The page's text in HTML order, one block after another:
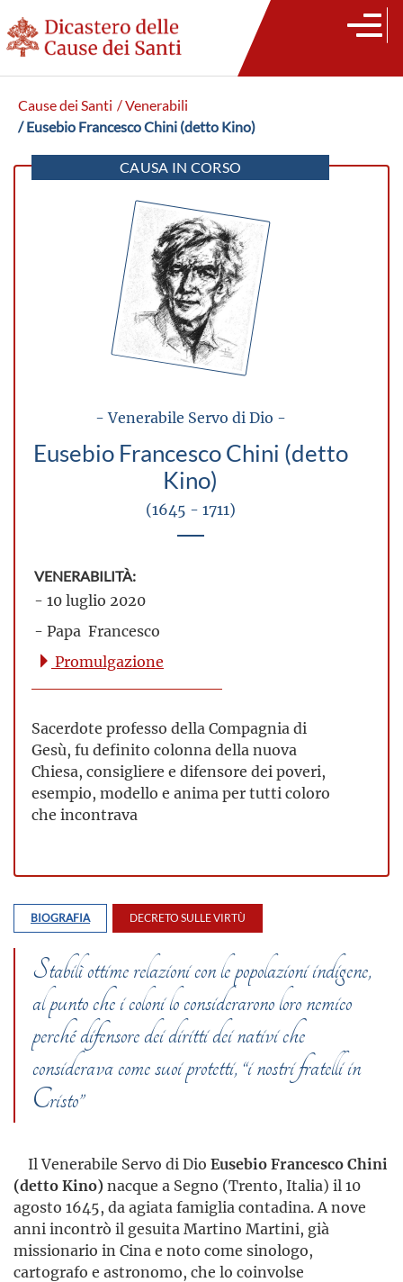
Cause dei Santi / Venerabili
/ Eusebio Francesco Chini (detto Kino)
CAUSA IN CORSO
- Venerabile Servo di Dio -
Eusebio Francesco Chini (detto
Kino)
(1645 - 1711)
VENERABILITÀ:
- 10 luglio 2020
- Papa Francesco
Promulgazione
Sacerdote professo della Compagnia di
Gesù, fu definito colonna della nuova
Chiesa, consigliere e difensore dei poveri,
esempio, modello e anima per tutti coloro
che incontrava
BIOGRAFIA DECRETO SULLE VIRTÙ
Stabilì ottime relazioni con le popolazioni indigene,
al punto che i coloni lo considerarono loro nemico
perché difensore dei diritti dei nativi che
considerava come suoi protetti, “i nostri fratelli in
Cristo”
Il Venerabile Servo di Dio Eusebio Francesco Chini
(detto Kino) nacque a Segno (Trento, Italia) il 10
agosto 1645, da agiata famiglia contadina. A nove
anni incontrò il gesuita Martino Martini, già
missionario in Cina e noto come sinologo,
cartografo e astronomo, che lo coinvolse